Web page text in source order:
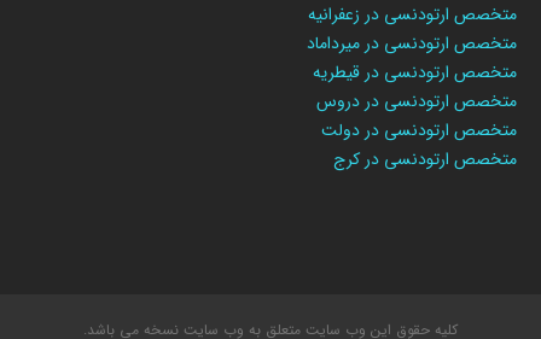
متخصص ارتودنسی در زعفرانیه
متخصص ارتودنسی در میرداماد
متخصص ارتودنسی در قیطریه
متخصص ارتودنسی در دروس
متخصص ارتودنسی در دولت
متخصص ارتودنسی در کرج
کلیه حقوق این وب سایت متعلق به وب سایت نسخه می باشد.